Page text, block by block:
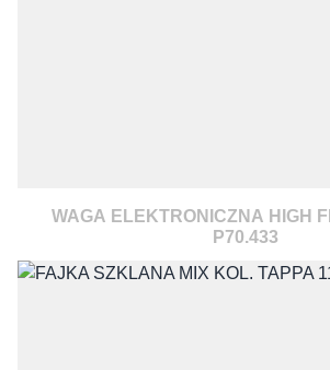
WAGA ELEKTRONICZNA HIGH
P70.433